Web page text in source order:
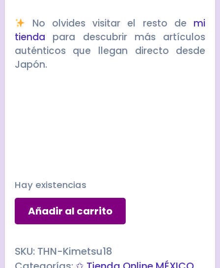
No olvides visitar el resto de mi
tienda para descubrir más artículos
auténticos que llegan directo desde
Japón.
Hay existencias
Figura
AKAZA
cantidad
Añadir al carrito
SKU: THN-Kimetsu18